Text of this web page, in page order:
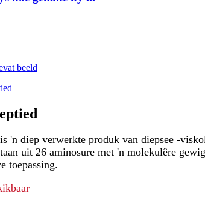
'n diep verwerkte produk van diepsee -
​​uit 26 aminosure met 'n molekulêre
toepassing.